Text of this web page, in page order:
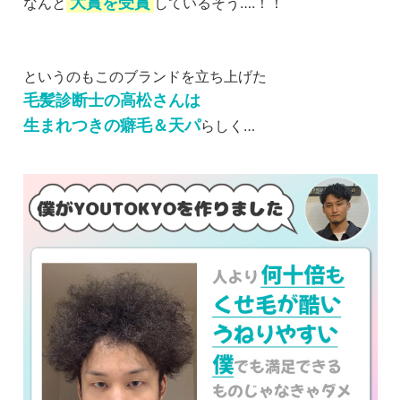
というのもこのブランドを立ち上げた
毛髪診断士の高松さんは
生まれつきの癖毛＆天パらしく…